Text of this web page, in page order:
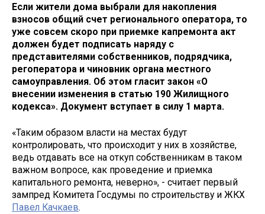
Если жители дома выбрали для накопления
взносов общий счет регионального оператора, то
уже совсем скоро при приемке капремонта акт
должен будет подписать наряду с
представителями собственников, подрядчика,
регоператора и чиновник органа местного
самоуправления. Об этом гласит закон «О
внесении изменения в статью 190 Жилищного
кодекса». Документ вступает в силу 1 марта.
«Таким образом власти на местах будут
контролировать, что происходит у них в хозяйстве,
ведь отдавать все на откуп собственникам в таком
важном вопросе, как проведение и приемка
капитального ремонта, неверно», - считает первый
зампред Комитета Госдумы по строительству и ЖКХ
Павел Качкаев.